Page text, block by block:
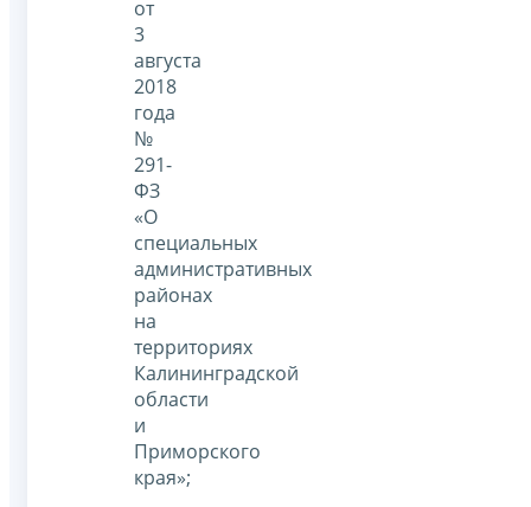
от
3
августа
2018
года
№
291-
ФЗ
«О
специальных
административных
районах
на
территориях
Калининградской
области
и
Приморского
края»;